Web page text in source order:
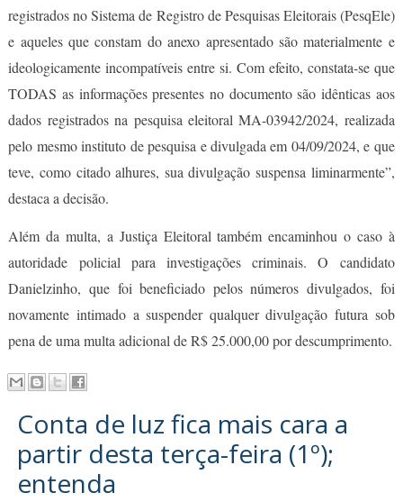
registrados no Sistema de Registro de Pesquisas Eleitorais (PesqEle)
e aqueles que constam do anexo apresentado são materialmente e
ideologicamente incompatíveis entre si. Com efeito, constata-se que
TODAS as informações presentes no documento são idênticas aos
dados registrados na pesquisa eleitoral MA-03942/2024, realizada
pelo mesmo instituto de pesquisa e divulgada em 04/09/2024, e que
teve, como citado alhures, sua divulgação suspensa liminarmente”,
destaca a decisão.
Além da multa, a Justiça Eleitoral também encaminhou o caso à
autoridade policial para investigações criminais. O candidato
Danielzinho, que foi beneficiado pelos números divulgados, foi
novamente intimado a suspender qualquer divulgação futura sob
pena de uma multa adicional de R$ 25.000,00 por descumprimento.
Conta de luz fica mais cara a
partir desta terça-feira (1º);
entenda